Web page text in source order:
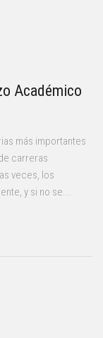
Académico
más importantes
carreras
veces, los
y si no se...